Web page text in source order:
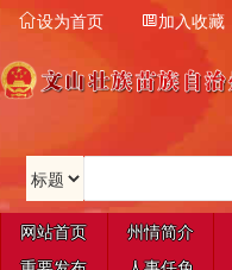
设为首页 加入收藏
网站首页 州情简介